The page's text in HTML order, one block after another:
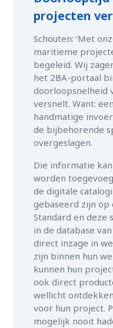
projecten
Schouten: ‘Met
maritieme
begeleid. Wij
het 2BA-portaal
doorloopsnelheid
versnelt. Want:
handmatige
de bijbehorende
overgeslagen.
Die informatie
worden
de digitale
gebaseerd zijn op
Standard en deze
in de database
direct inzage in
zijn binnen hun
kunnen hun
ook direct
wellicht
voor hun project.
mogelijk nooit